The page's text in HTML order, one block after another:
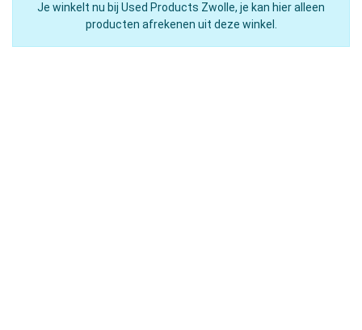
Je winkelt nu bij Used Products Zwolle, je kan hier alleen
producten afrekenen uit deze winkel.